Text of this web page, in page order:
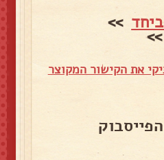
>>
את הקישור המקוצר